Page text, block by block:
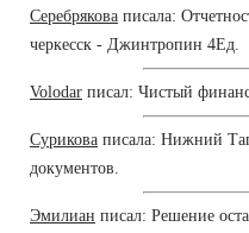
Серебрякова писала:
черкесск - Джинтропин 4Ед.
Volodar писал: Чистый
Сурикова писала: Нижний
документов.
Эмилиан писал: Решение